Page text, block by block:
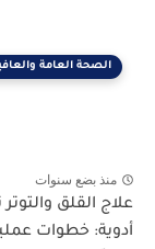
الصحة العامة
منذ بضع سنوات
علاج القلق والتوتر
أدوية: خطوات